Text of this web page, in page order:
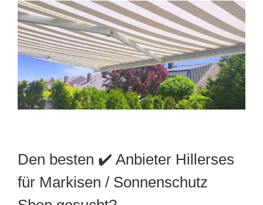
Den besten ✔️ Anbieter Hillerses
für Markisen / Sonnenschutz